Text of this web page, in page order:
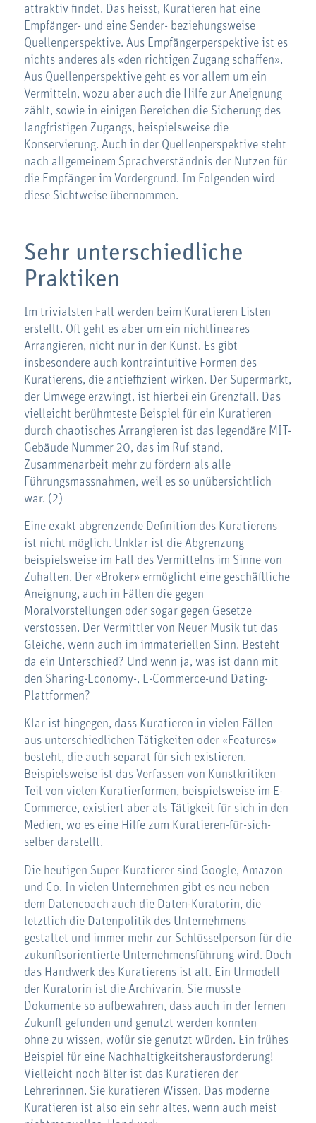
attraktiv findet. Das heisst, Kuratieren hat eine
Empfänger- und eine Sender- beziehungsweise
Quellenperspektive. Aus Empfängerperspektive ist es
nichts anderes als «den richtigen Zugang schaffen».
Aus Quellenperspektive geht es vor allem um ein
Vermitteln, wozu aber auch die Hilfe zur Aneignung
zählt, sowie in einigen Bereichen die Sicherung des
langfristigen Zugangs, beispielsweise die
Konservierung. Auch in der Quellenperspektive steht
nach allgemeinem Sprachverständnis der Nutzen für
die Empfänger im Vordergrund. Im Folgenden wird
diese Sichtweise übernommen.
Sehr unterschiedliche
Praktiken
Im trivialsten Fall werden beim Kuratieren Listen
erstellt. Oft geht es aber um ein nichtlineares
Arrangieren, nicht nur in der Kunst. Es gibt
insbesondere auch kontraintuitive Formen des
Kuratierens, die antieffizient wirken. Der Supermarkt,
der Umwege erzwingt, ist hierbei ein Grenzfall. Das
vielleicht berühmteste Beispiel für ein Kuratieren
durch chaotisches Arrangieren ist das legendäre MIT-
Gebäude Nummer 20, das im Ruf stand,
Zusammenarbeit mehr zu fördern als alle
Führungsmassnahmen, weil es so unübersichtlich
war. (2)
Eine exakt abgrenzende Definition des Kuratierens
ist nicht möglich. Unklar ist die Abgrenzung
beispielsweise im Fall des Vermittelns im Sinne von
Zuhalten. Der «Broker» ermöglicht eine geschäftliche
Aneignung, auch in Fällen die gegen
Moralvorstellungen oder sogar gegen Gesetze
verstossen. Der Vermittler von Neuer Musik tut das
Gleiche, wenn auch im immateriellen Sinn. Besteht
da ein Unterschied? Und wenn ja, was ist dann mit
den Sharing-Economy-, E-Commerce-und Dating-
Plattformen?
Klar ist hingegen, dass Kuratieren in vielen Fällen
aus unterschiedlichen Tätigkeiten oder «Features»
besteht, die auch separat für sich existieren.
Beispielsweise ist das Verfassen von Kunstkritiken
Teil von vielen Kuratierformen, beispielsweise im E-
Commerce, existiert aber als Tätigkeit für sich in den
Medien, wo es eine Hilfe zum Kuratieren-für-sich-
selber darstellt.
Die heutigen Super-Kuratierer sind Google, Amazon
und Co. In vielen Unternehmen gibt es neu neben
dem Datencoach auch die Daten-Kuratorin, die
letztlich die Datenpolitik des Unternehmens
gestaltet und immer mehr zur Schlüsselperson für die
zukunftsorientierte Unternehmensführung wird. Doch
das Handwerk des Kuratierens ist alt. Ein Urmodell
der Kuratorin ist die Archivarin. Sie musste
Dokumente so aufbewahren, dass auch in der fernen
Zukunft gefunden und genutzt werden konnten –
ohne zu wissen, wofür sie genutzt würden. Ein frühes
Beispiel für eine Nachhaltigkeitsherausforderung!
Vielleicht noch älter ist das Kuratieren der
Lehrerinnen. Sie kuratieren Wissen. Das moderne
Kuratieren ist also ein sehr altes, wenn auch meist